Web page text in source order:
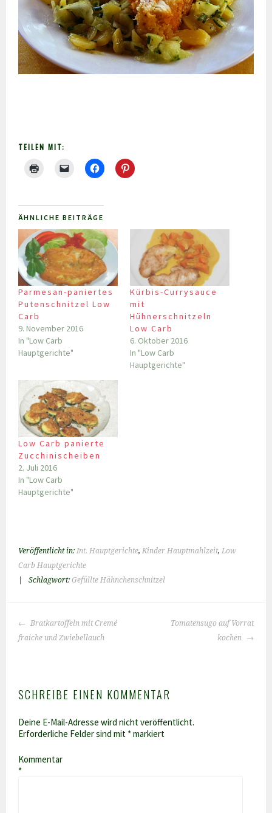
TEILEN MIT:
ÄHNLICHE BEITRÄGE
Parmesan-paniertes
Putenschnitzel Low
Carb
9. November 2016
In "Low Carb
Hauptgerichte"
Kürbis-Currysauce
mit
Hühnerschnitzeln
Low Carb
6. Oktober 2016
In "Low Carb
Hauptgerichte"
Low Carb panierte
Zucchinischeiben
2. Juli 2016
In "Low Carb
Hauptgerichte"
Veröffentlicht in:Int. Hauptgerichte,Kinder Hauptmahlzeit,Low
Carb Hauptgerichte
Schlagwort:Gefüllte Hähnchenschnitzel
BEITRAGS-
NAVIGATION
Bratkartoffeln mit Cremé
fraiche und Zwiebellauch
Tomatensugo auf Vorrat
kochen
SCHREIBE EINEN KOMMENTAR
Deine E-Mail-Adresse wird nicht veröffentlicht.
Erforderliche Felder sind mit *markiert
Kommentar
*